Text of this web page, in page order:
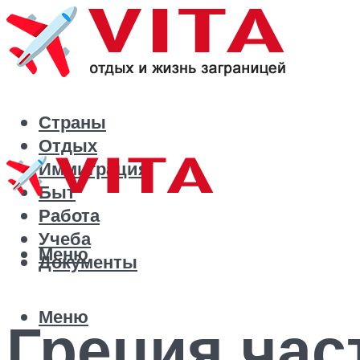
Страны
Отдых
Иммиграция
Быт
Работа
Учеба
Документы
Меню
Меню